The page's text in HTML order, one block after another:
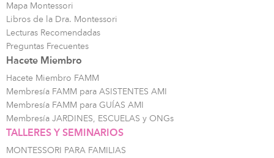
Mapa Montessori
Libros de la Dra. Montessori
Lecturas Recomendadas
Preguntas Frecuentes
Hacete Miembro
Hacete Miembro FAMM
Membresía FAMM para ASISTENTES AMI
Membresía FAMM para GUÍAS AMI
Membresía JARDINES, ESCUELAS y ONGs
TALLERES Y SEMINARIOS
MONTESSORI PARA FAMILIAS